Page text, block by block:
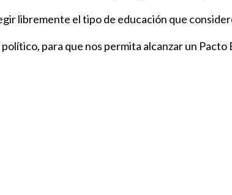
libremente el tipo de educación que
para que nos permita alcanzar un